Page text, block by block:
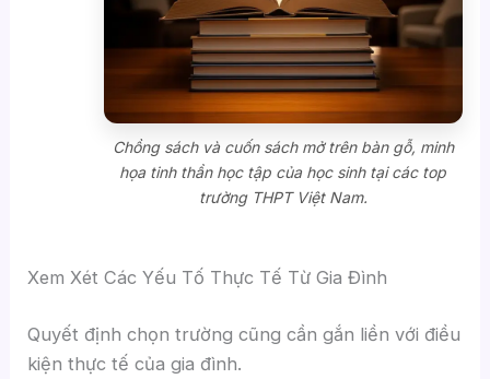
Chồng sách và cuốn sách mở trên bàn gỗ, minh
họa tinh thần học tập của học sinh tại các top
trường THPT Việt Nam.
Xem Xét Các Yếu Tố Thực Tế Từ Gia Đình
Quyết định chọn trường cũng cần gắn liền với điều
kiện thực tế của gia đình.